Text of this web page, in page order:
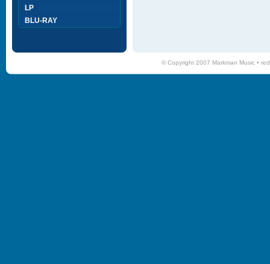
LP
BLU-RAY
© Copyright 2007 Markman Music •